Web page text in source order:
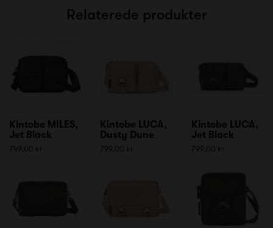
Relaterede produkter
Kintobe MILES,
Jet Black
749,00 kr
Kintobe LUCA,
Dusty Dune
799,00 kr
Kintobe LUCA,
Jet Black
799,00 kr